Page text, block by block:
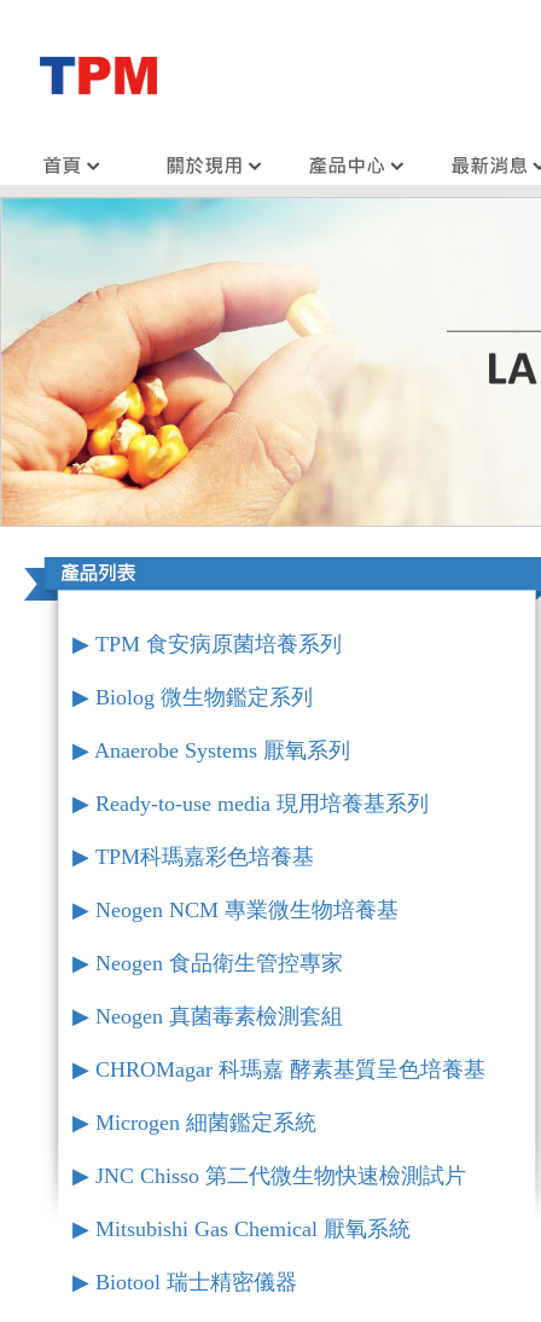
▶︎ TPM 食安病原菌培養系列
▶︎ Biolog 微生物鑑定系列
▶︎ Anaerobe Systems 厭氧系列
▶︎ Ready-to-use media 現用培養基系列
▶︎ TPM科瑪嘉彩色培養基
▶︎ Neogen NCM 專業微生物培養基
▶︎ Neogen 食品衛生管控專家
▶︎ Neogen 真菌毒素檢測套組
▶︎ CHROMagar 科瑪嘉 酵素基質呈色培養基
▶︎ Microgen 細菌鑑定系統
▶︎ JNC Chisso 第二代微生物快速檢測試片
▶︎ Mitsubishi Gas Chemical 厭氧系統
▶︎ Biotool 瑞士精密儀器